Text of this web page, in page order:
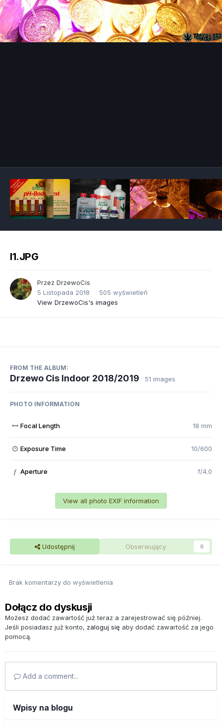
l1.JPG
Przez DrzewoCis
5 Listopada 2018
505 wyświetleń
View DrzewoCis's images
FROM THE ALBUM:
Drzewo Cis Indoor 2018/2019 · 51 images
PHOTO INFORMATION
Focal Length 18 mm
Exposure Time 10/600
f Aperture f/4.0
View all photo EXIF information
Udostępnij Obserwujący 0
Brak komentarzy do wyświetlenia
Dołącz do dyskusji
Możesz dodać zawartość już teraz a zarejestrować się później.
Jeśli posiadasz już konto, zaloguj się aby dodać zawartość za jego
pomocą.
Add a comment...
Wpisy na blogu